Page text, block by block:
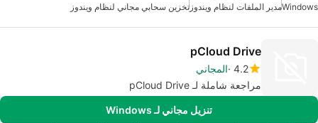
Windowsمدير الملفات لنظام ويندوز تخزين سحابي مجاني لنظام ويندوز
pCloud Drive
4.2 المجاني
مراجعة شاملة لـ pCloud Drive
تنزيل مجاني لـ Windows